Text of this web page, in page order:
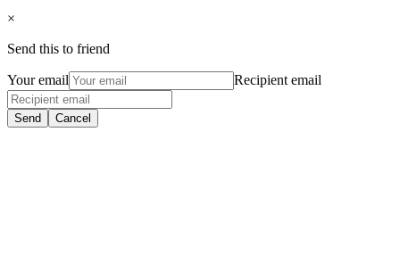
×
Send this to friend
Your email Recipient email
Send Cancel